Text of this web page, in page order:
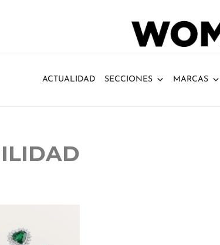
ACTUALIDAD SECCIONES MARCAS